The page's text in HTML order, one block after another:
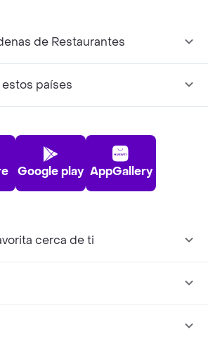
de Restaurantes
países
Google play AppGallery
cerca de ti